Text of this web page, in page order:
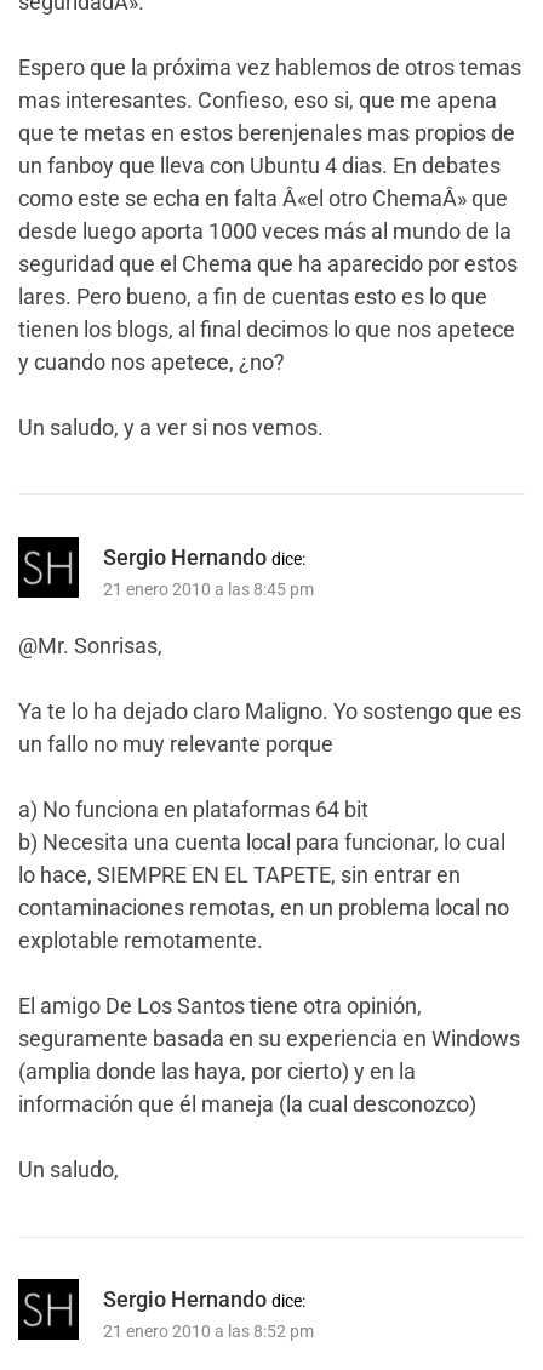
Espero que la próxima vez hablemos de otros temas
mas interesantes. Confieso, eso si, que me apena
que te metas en estos berenjenales mas propios de
un fanboy que lleva con Ubuntu 4 dias. En debates
como este se echa en falta Â«el otro ChemaÂ» que
desde luego aporta 1000 veces más al mundo de la
seguridad que el Chema que ha aparecido por estos
lares. Pero bueno, a fin de cuentas esto es lo que
tienen los blogs, al final decimos lo que nos apetece
y cuando nos apetece, ¿no?
Un saludo, y a ver si nos vemos.
Sergio Hernando dice:
21 enero 2010 a las 8:45 pm
@Mr. Sonrisas,
Ya te lo ha dejado claro Maligno. Yo sostengo que es
un fallo no muy relevante porque
a) No funciona en plataformas 64 bit
b) Necesita una cuenta local para funcionar, lo cual
lo hace, SIEMPRE EN EL TAPETE, sin entrar en
contaminaciones remotas, en un problema local no
explotable remotamente.
El amigo De Los Santos tiene otra opinión,
seguramente basada en su experiencia en Windows
(amplia donde las haya, por cierto) y en la
información que él maneja (la cual desconozco)
Un saludo,
Sergio Hernando dice:
21 enero 2010 a las 8:52 pm